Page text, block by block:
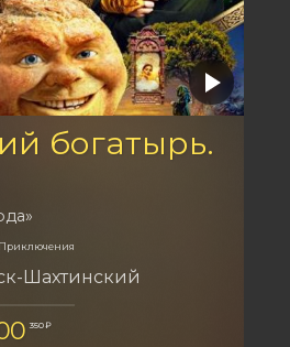
богатырь.
Шахтинский
350 ₽